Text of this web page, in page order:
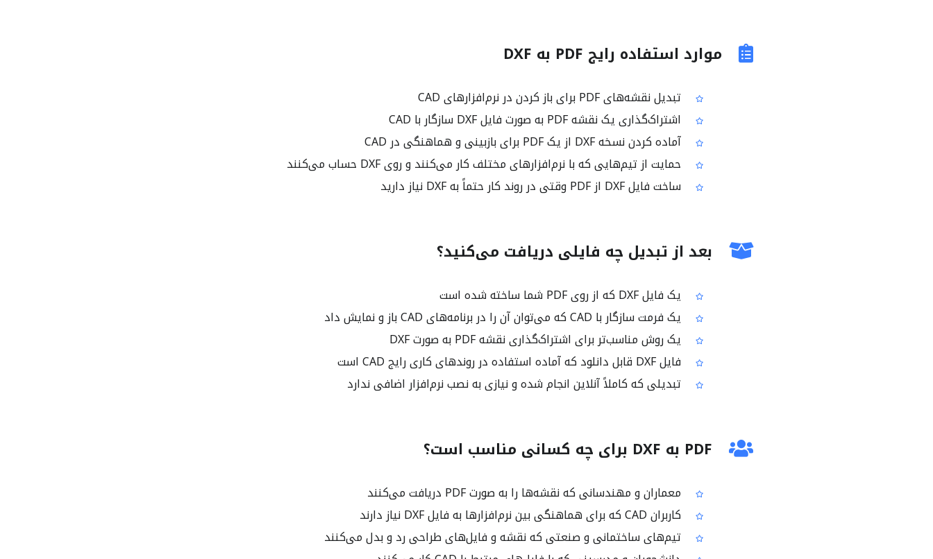
موارد استفاده رایج PDF به DXF
تبدیل نقشه‌های PDF برای باز کردن در نرم‌افزارهای CAD
اشتراک‌گذاری یک نقشه PDF به صورت فایل DXF سازگار با CAD
آماده کردن نسخه DXF از یک PDF برای بازبینی و هماهنگی در CAD
حمایت از تیم‌هایی که با نرم‌افزارهای مختلف کار می‌کنند و روی DXF حساب می‌کنند
ساخت فایل DXF از PDF وقتی در روند کار حتماً به DXF نیاز دارید
بعد از تبدیل چه فایلی دریافت می‌کنید؟
یک فایل DXF که از روی PDF شما ساخته شده است
یک فرمت سازگار با CAD که می‌توان آن را در برنامه‌های CAD باز و نمایش داد
یک روش مناسب‌تر برای اشتراک‌گذاری نقشه PDF به صورت DXF
فایل DXF قابل دانلود که آماده استفاده در روندهای کاری رایج CAD است
تبدیلی که کاملاً آنلاین انجام شده و نیازی به نصب نرم‌افزار اضافی ندارد
PDF به DXF برای چه کسانی مناسب است؟
معماران و مهندسانی که نقشه‌ها را به صورت PDF دریافت می‌کنند
کاربران CAD که برای هماهنگی بین نرم‌افزارها به فایل DXF نیاز دارند
تیم‌های ساختمانی و صنعتی که نقشه و فایل‌های طراحی رد و بدل می‌کنند